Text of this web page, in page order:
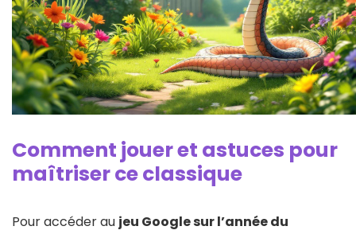
Comment jouer et astuces pour
maîtriser ce classique
Pour accéder au jeu Google sur l’année du